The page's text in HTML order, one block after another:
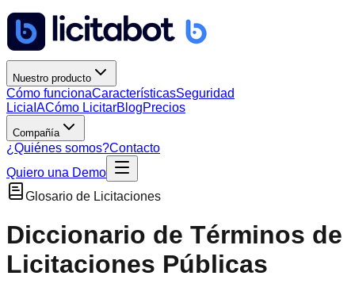
Nuestro producto
Cómo funcionaCaracterísticasSeguridad
Licia IACómo LicitarBlogPrecios
Compañía
¿Quiénes somos?Contacto
Quiero una Demo
Glosario de Licitaciones
Diccionario de Términos de
Licitaciones Públicas